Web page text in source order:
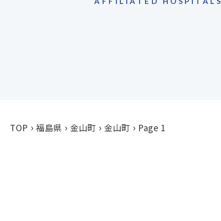
TOP 福島県 金山町 金山町 Page 1